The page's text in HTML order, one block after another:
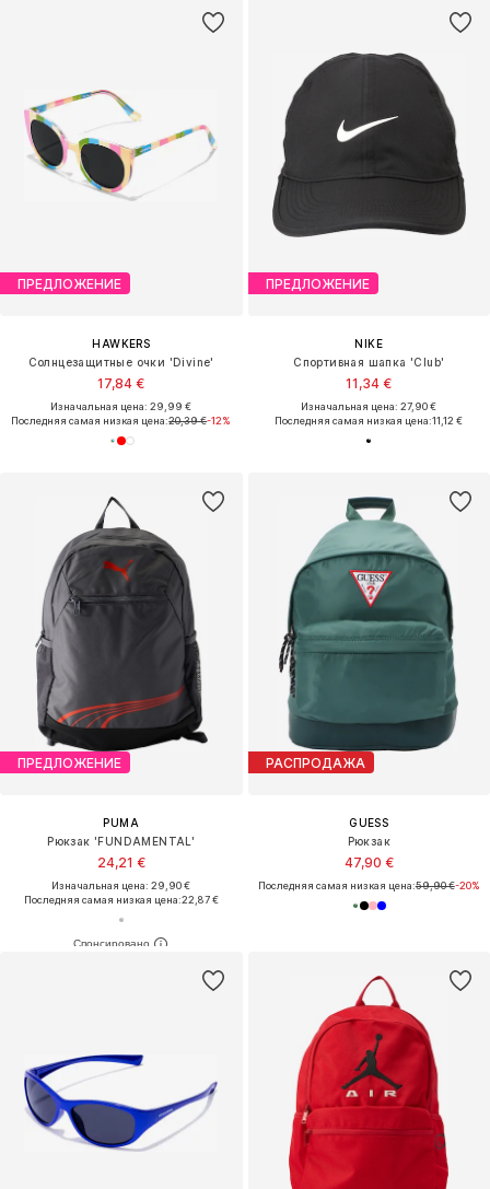
ПРЕДЛОЖЕНИЕ
HAWKERS
Солнцезащитные очки 'Divine'
17,84 €
Изначальная цена: 29,99 €
Последняя самая низкая цена:20,39 €-12%
ПРЕДЛОЖЕНИЕ
NIKE
Спортивная шапка 'Club'
11,34 €
Изначальная цена: 27,90 €
Последняя самая низкая цена:11,12 €
ПРЕДЛОЖЕНИЕ
PUMA
Рюкзак 'FUNDAMENTAL'
24,21 €
Изначальная цена: 29,90 €
Последняя самая низкая цена:22,87 €
РАСПРОДАЖА
GUESS
Рюкзак
47,90 €
Последняя самая низкая цена:59,90 €-20%